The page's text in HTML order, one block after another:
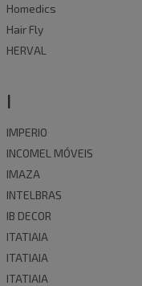
Homedics
Hair Fly
HERVAL
I
IMPERIO
INCOMEL MÓVEIS
IMAZA
INTELBRAS
IB DECOR
ITATIAIA
ITATIAIA
ITATIAIA